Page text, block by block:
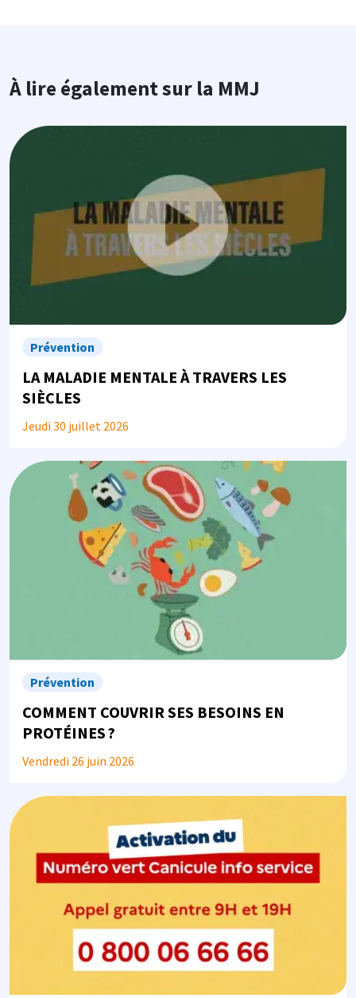
À lire également sur la MMJ
Image
Prévention
LA MALADIE MENTALE À TRAVERS LES
SIÈCLES
Jeudi 30 juillet 2026
Image
Prévention
COMMENT COUVRIR SES BESOINS EN
PROTÉINES ?
Vendredi 26 juin 2026
Image